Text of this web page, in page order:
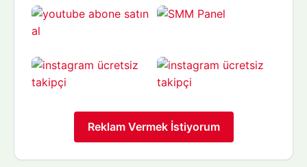
Reklam Vermek İstiyorum